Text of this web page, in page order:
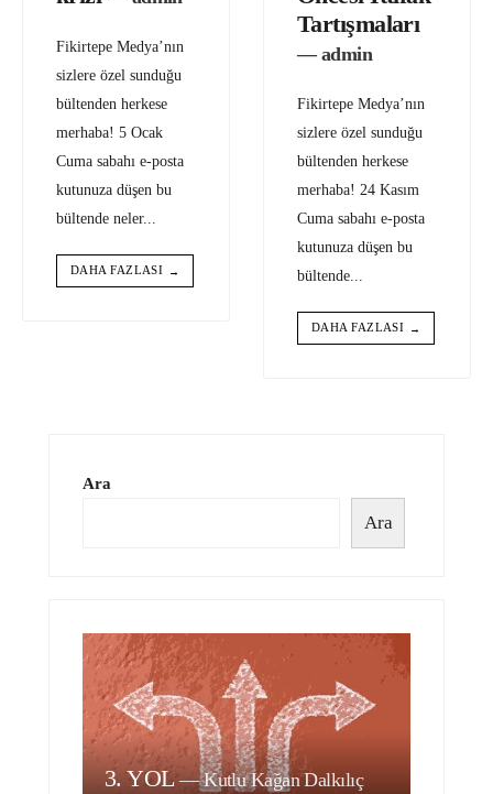
Fikirtepe Medya’nın
sizlere özel sunduğu
bültenden herkese
merhaba! 5 Ocak
Cuma sabahı e-posta
kutunuza düşen bu
bültende neler...
DAHA FAZLASI →
Tartışmaları
— admin
Fikirtepe Medya’nın
sizlere özel sunduğu
bültenden herkese
merhaba! 24 Kasım
Cuma sabahı e-posta
kutunuza düşen bu
bültende
DAHA FAZLASI →
Ara
Ara
3. YOL—Kutlu Kağan Dalkılıç